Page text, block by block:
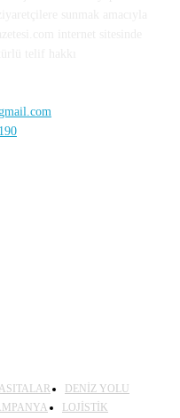
DENİZ YOLU
LOJİSTİK